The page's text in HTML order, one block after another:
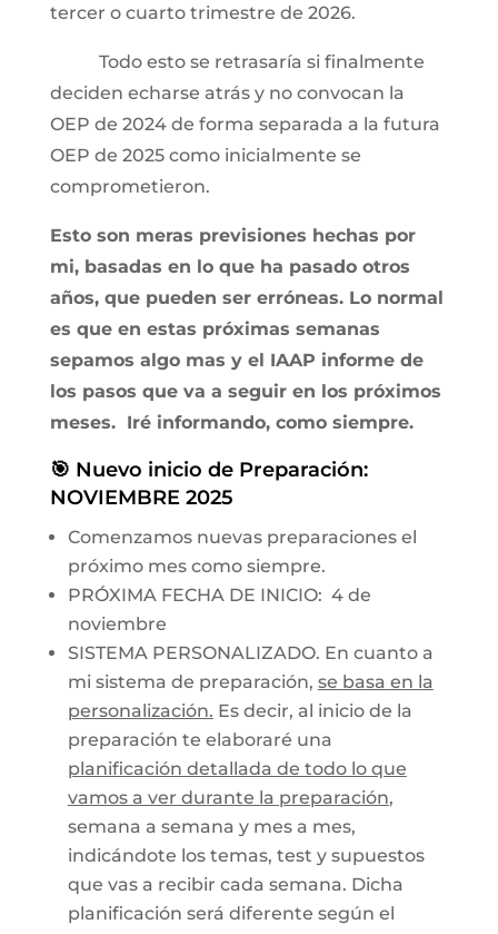
tercer o cuarto trimestre de 2026.
Todo esto se retrasaría si finalmente
deciden echarse atrás y no convocan la
OEP de 2024 de forma separada a la futura
OEP de 2025 como inicialmente se
comprometieron.
Esto son meras previsiones hechas por
mi, basadas en lo que ha pasado otros
años, que pueden ser erróneas. Lo normal
es que en estas próximas semanas
sepamos algo mas y el IAAP informe de
los pasos que va a seguir en los próximos
meses. Iré informando, como siempre.
🎯 Nuevo inicio de Preparación:
NOVIEMBRE 2025
Comenzamos nuevas preparaciones el
próximo mes como siempre.
PRÓXIMA FECHA DE INICIO: 4 de
noviembre
SISTEMA PERSONALIZADO. En cuanto a
mi sistema de preparación, se basa en la
personalización. Es decir, al inicio de la
preparación te elaboraré una
planificación detallada de todo lo que
vamos a ver durante la preparación,
semana a semana y mes a mes,
indicándote los temas, test y supuestos
que vas a recibir cada semana. Dicha
planificación será diferente según el